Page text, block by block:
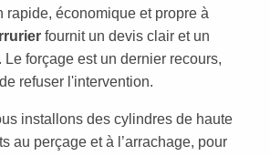
rapide, économique et propre à
fournit un devis clair et un
forçage est un dernier recours,
refuser l'intervention.
installons des cylindres de haute
au perçage et à l’arrachage, pour